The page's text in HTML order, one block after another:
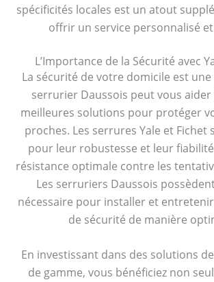
spécificités locales est un atout
offrir un service personnalisé
L’Importance de la Sécurité avec
La sécurité de votre domicile est
serrurier Daussois peut vous aider
meilleures solutions pour protéger
proches. Les serrures Yale et Fichet
pour leur robustesse et leur
résistance optimale contre les
Les serruriers Daussois
nécessaire pour installer et
de sécurité de manière
En investissant dans des solutions
de gamme, vous bénéficiez non